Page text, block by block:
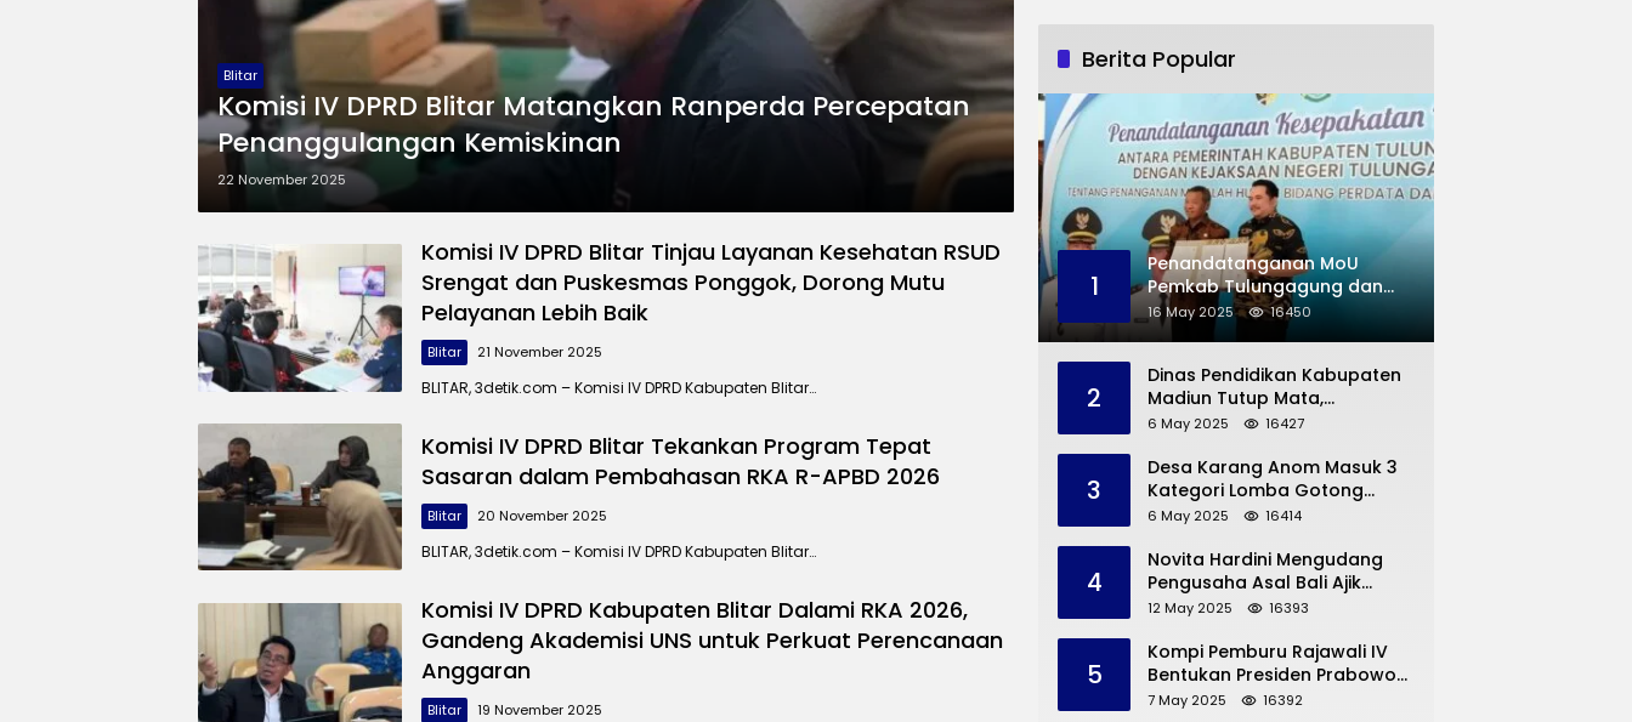
Blitar
Komisi IV DPRD Blitar Matangkan Ranperda Percepatan
Penanggulangan Kemiskinan
22 November 2025
Komisi IV DPRD Blitar Tinjau Layanan Kesehatan RSUD
Srengat dan Puskesmas Ponggok, Dorong Mutu
Pelayanan Lebih Baik
Blitar 21 November 2025
BLITAR, 3detik.com – Komisi IV DPRD Kabupaten Blitar…
Komisi IV DPRD Blitar Tekankan Program Tepat
Sasaran dalam Pembahasan RKA R-APBD 2026
Blitar 20 November 2025
BLITAR, 3detik.com – Komisi IV DPRD Kabupaten Blitar…
Komisi IV DPRD Kabupaten Blitar Dalami RKA 2026,
Gandeng Akademisi UNS untuk Perkuat Perencanaan
Anggaran
Blitar 19 November 2025
Berita Popular
1
Penandatanganan MoU
Pemkab Tulungagung dan
Kejaksaan Negeri
16 May 2025 16450
2
Dinas Pendidikan Kabupaten
Madiun Tutup Mata,
Bangunan SD Roboh Kades
Dana Pribadi
6 May 2025 16427
3
Desa Karang Anom Masuk 3
Kategori Lomba Gotong
Royong Provinsi Jatim, Ini
Trenggalek
6 May 2025 16414
4
Novita Hardini Mengudang
Pengusaha Asal Bali Ajik
Krisna, Berbagi Ilmu
dan UMKM Trenggalek
12 May 2025 16393
5
Kompi Pemburu Rajawali IV
Bentukan Presiden Prabowo
Reuni
7 May 2025 16392